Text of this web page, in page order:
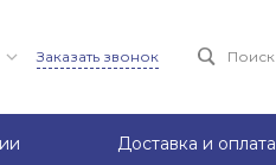
Заказать звонок Поиск
Доставка и оплата